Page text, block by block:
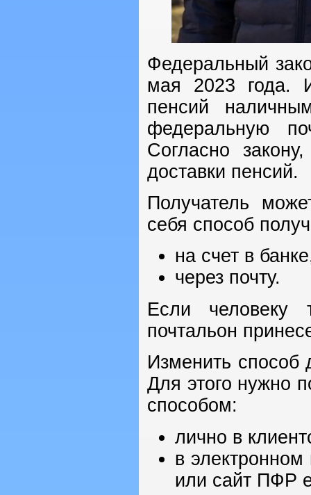
Федеральный
мая 2023 года.
пенсий
федеральную
Согласно
доставки пенсий.
Получатель
себя способ
на счет в
через почту.
Если человеку
почтальон
Изменить способ
Для этого нужно
способом:
лично в
в электронном
или сайт ПФР